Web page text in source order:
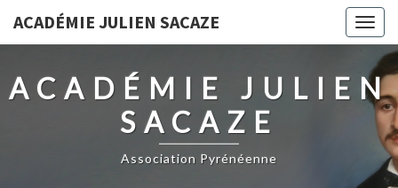
ACADÉMIE JULIEN SACAZE
ACADÉMIE JULIEN
SACAZE
Association Pyrénéenne